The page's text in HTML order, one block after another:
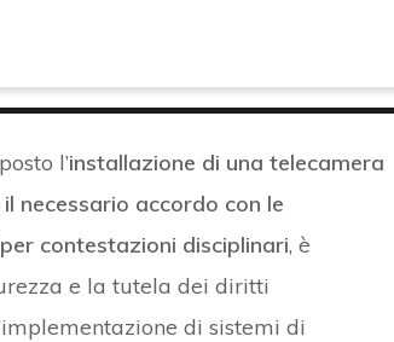
l’installazione di una telecamera
necessario accordo con le
contestazioni disciplinari, è
e la tutela dei diritti
di sistemi di
D
Data Protection